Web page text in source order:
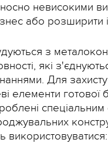
невисокими
або розширити
з
які
Для захисту
елементи готової